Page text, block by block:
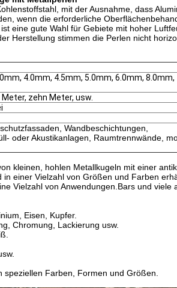
mit der Ausnahme, dass
wenn die erforderliche
eine gute Wahl für Gebiete mit hoher
Herstellung stimmen die Perlen nicht
4.0mm, 4.5mm, 5.0mm, 6.0mm, 8.0mm,
zehn Meter, usw.
Wandbeschichtungen,
oder Akustikanlagen, Raumtrennwände,
kleinen, hohlen Metallkugeln mit einer
einer Vielzahl von Größen und Farben
Vielzahl von Anwendungen.Bars und
Eisen, Kupfer.
Chromung, Lackierung usw.
Farben, Formen und Größen.